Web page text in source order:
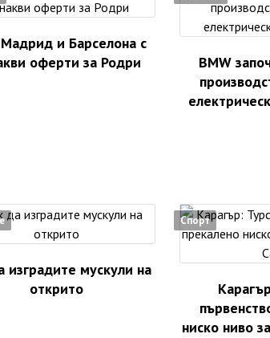
и Барселона с
оферти за Родри
BMW
изградите мускули на
открито
Спорт
ниско ниво